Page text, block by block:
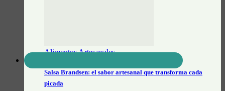
Alimentos Artesanales
Salsa Brandsen: el sabor artesanal que transforma cada
picada